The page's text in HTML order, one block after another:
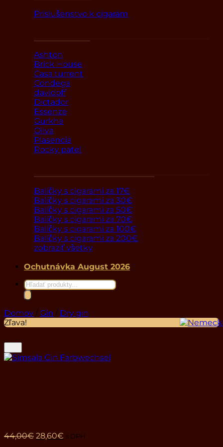
Príslušenstvo k cigarám
Ashton
Brick House
Casa turrent
Condega
davidoff
Dictador
Essenze
Gurkha
Oliva
Plasencia
Rocky patel
Balíčky s cigarami za 17€
Balíčky s cigarami za 30€
Balíčky s cigarami za 50€
Balíčky s cigarami za 70€
Balíčky s cigarami za 100€
Balíčky s cigarami za 200€
zobraziť všetky
Ochutnávka August 2026
Products
search
Domov / Gin / Dry gin
Zľava!
44,00€ Pôvodná
28,60€ Aktuálna
s DPH